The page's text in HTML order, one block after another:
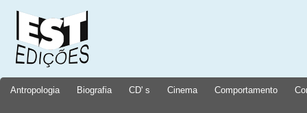
Antropologia Biografia CD' s Cinema Comportamento